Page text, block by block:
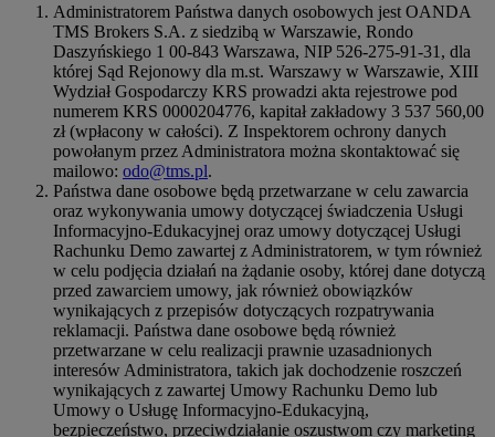
Administratorem Państwa danych osobowych jest OANDA
TMS Brokers S.A. z siedzibą w Warszawie, Rondo
Daszyńskiego 1 00-843 Warszawa, NIP 526-275-91-31, dla
której Sąd Rejonowy dla m.st. Warszawy w Warszawie, XIII
Wydział Gospodarczy KRS prowadzi akta rejestrowe pod
numerem KRS 0000204776, kapitał zakładowy 3 537 560,00
zł (wpłacony w całości). Z Inspektorem ochrony danych
powołanym przez Administratora można skontaktować się
mailowo: odo@tms.pl.
Państwa dane osobowe będą przetwarzane w celu zawarcia
oraz wykonywania umowy dotyczącej świadczenia Usługi
Informacyjno-Edukacyjnej oraz umowy dotyczącej Usługi
Rachunku Demo zawartej z Administratorem, w tym również
w celu podjęcia działań na żądanie osoby, której dane dotyczą
przed zawarciem umowy, jak również obowiązków
wynikających z przepisów dotyczących rozpatrywania
reklamacji. Państwa dane osobowe będą również
przetwarzane w celu realizacji prawnie uzasadnionych
interesów Administratora, takich jak dochodzenie roszczeń
wynikających z zawartej Umowy Rachunku Demo lub
Umowy o Usługę Informacyjno-Edukacyjną,
bezpieczeństwo, przeciwdziałanie oszustwom czy marketing